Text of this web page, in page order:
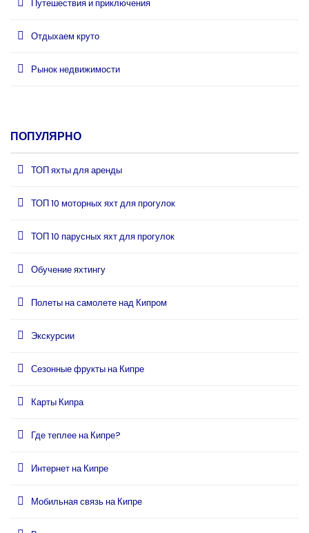
Путешествия и приключения
Отдыхаем круто
Рынок недвижимости
ПОПУЛЯРНО
ТОП яхты для аренды
ТОП 10 моторных яхт для прогулок
ТОП 10 парусных яхт для прогулок
Обучение яхтингу
Полеты на самолете над Кипром
Экскурсии
Сезонные фрукты на Кипре
Карты Кипра
Где теплее на Кипре?
Интернет на Кипре
Мобильная связь на Кипре